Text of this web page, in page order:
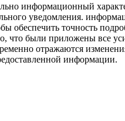
информационный
уведомления.
обеспечить точность
что были приложены все
отражаются
информации.